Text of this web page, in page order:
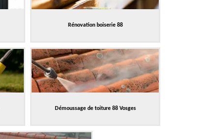
Rénovation boiserie 88
Démoussage de toiture 88 Vosges